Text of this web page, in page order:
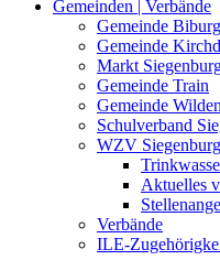
Gemeinden | Verbände
Gemeinde Biburg
Gemeinde
Markt
Gemeinde Train
Gemeinde
Schulverband
WZV
Aktuelles
Verbände
ILE-